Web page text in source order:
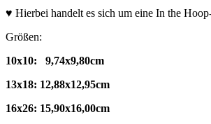
♥ Hierbei handelt es sich um eine In the
Größen:
10x10: 9,74x9,80cm
13x18: 12,88x12,95cm
16x26: 15,90x16,00cm